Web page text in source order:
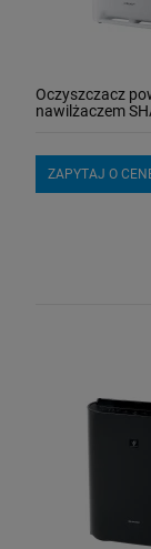
Oczyszczacz
nawilżaczem
ZAPYTAJ O